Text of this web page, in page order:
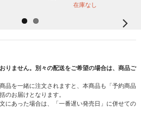
在庫なし
りません。別々の配送をご希望の場合は、商品ご
品を一緒に注文されますと、本商品も「予約商品
のお届けとなります。
にあった場合は、「一番遅い発売日」に併せての